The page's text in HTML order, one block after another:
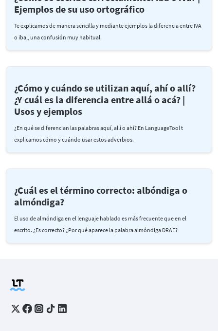
Ejemplos de su uso ortográfico
Te explicamos de manera sencilla y mediante ejemplos la diferencia entre IVA
o iba,, una confusión muy habitual.
¿Cómo y cuándo se utilizan aquí, ahí o allí?
¿Y cuál es la diferencia entre allá o acá? |
Usos y ejemplos
¿En qué se diferencian las palabras aquí, allí o ahí? En LanguageTool t
explicamos cómo y cuándo usar estos adverbios.
¿Cuál es el término correcto: albóndiga o
almóndiga?
El uso de almóndiga en el lenguaje hablado es más frecuente que en el
escrito. ¿Es correcto? ¿Por qué aparece la palabra almóndiga DRAE?